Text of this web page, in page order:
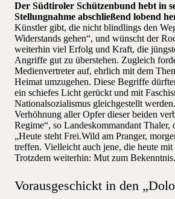
Der Südtiroler Schützenbund hebt in
Stellungnahme abschließend lobend
Künstler gibt, die nicht blindlings den
Widerstands gehen“, und wünscht der
weiterhin viel Erfolg und Kraft, die
Angriffe gut zu überstehen. Zugleich
Medienvertreter auf, ehrlich mit dem
Heimat umzugehen. Diese Begriffe
ein schiefes Licht gerückt und mit
Nationalsozialismus gleichgestellt
Verhöhnung aller Opfer dieser beiden
Regime“, so Landeskommandant Thaler,
„Heute steht Frei.Wild am Pranger,
treffen. Vielleicht auch jene, die heute mit
Trotzdem weiterhin: Mut zum
Vorausgeschickt in den